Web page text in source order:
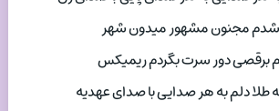
شدم مجنون مشهور میدون شهر
برقصی دور سرت بگردم ریمیکس
طلا دلم به هر صدایی با صدای عهدیه